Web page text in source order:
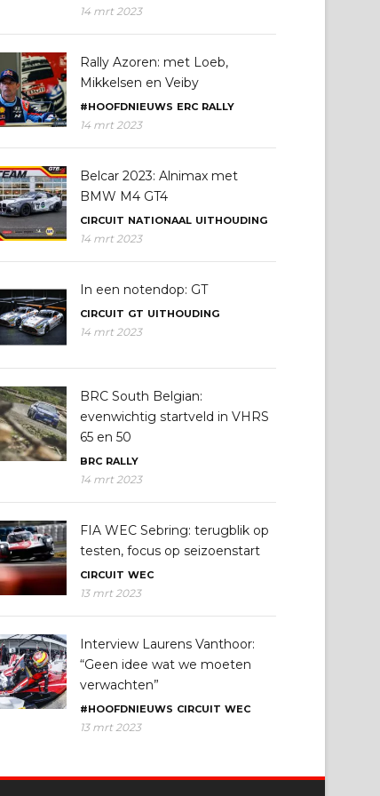
14 mrt 2023
Rally Azoren: met Loeb,
Mikkelsen en Veiby
#HOOFDNIEUWS ERC RALLY
14 mrt 2023
Belcar 2023: Alnimax met
BMW M4 GT4
CIRCUIT NATIONAAL UITHOUDING
14 mrt 2023
In een notendop: GT
CIRCUIT GT UITHOUDING
14 mrt 2023
BRC South Belgian:
evenwichtig startveld in VHRS
65 en 50
BRC RALLY
14 mrt 2023
FIA WEC Sebring: terugblik op
testen, focus op seizoenstart
CIRCUIT WEC
13 mrt 2023
Interview Laurens Vanthoor:
“Geen idee wat we moeten
verwachten”
#HOOFDNIEUWS CIRCUIT WEC
13 mrt 2023